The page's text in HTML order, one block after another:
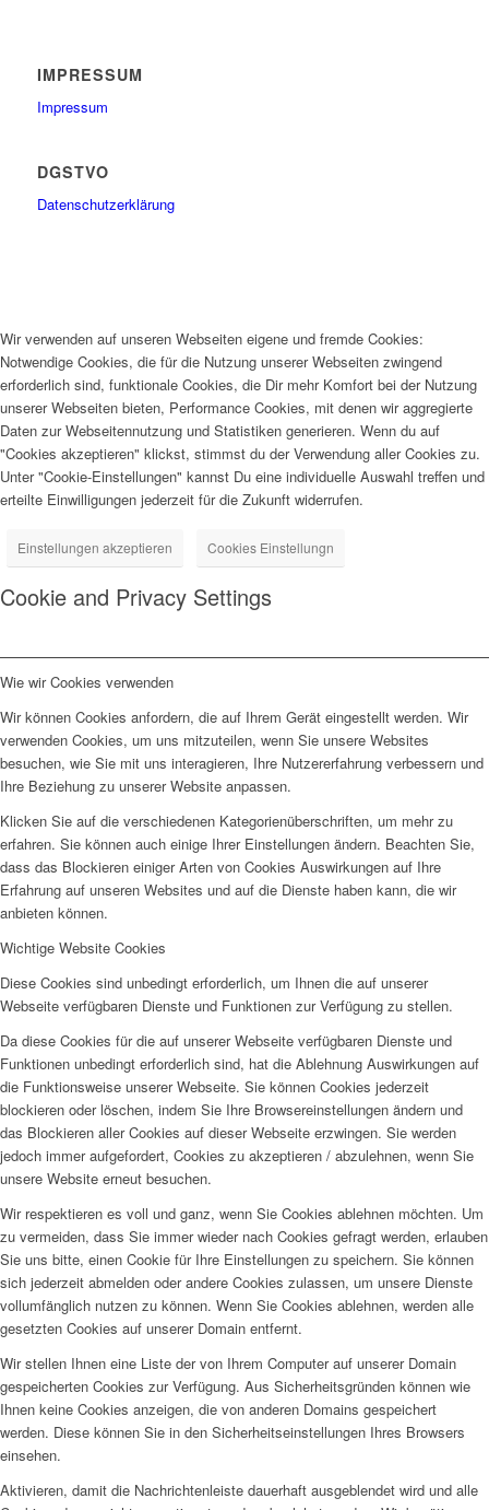
IMPRESSUM
Impressum
DGSTVO
Datenschutzerklärung
Wir verwenden auf unseren Webseiten eigene und fremde Cookies:
Notwendige Cookies, die für die Nutzung unserer Webseiten zwingend
erforderlich sind, funktionale Cookies, die Dir mehr Komfort bei der Nutzung
unserer Webseiten bieten, Performance Cookies, mit denen wir aggregierte
Daten zur Webseitennutzung und Statistiken generieren. Wenn du auf
"Cookies akzeptieren" klickst, stimmst du der Verwendung aller Cookies zu.
Unter "Cookie-Einstellungen" kannst Du eine individuelle Auswahl treffen und
erteilte Einwilligungen jederzeit für die Zukunft widerrufen.
Einstellungen akzeptieren Cookies Einstellungn
Cookie and Privacy Settings
Wie wir Cookies verwenden
Wir können Cookies anfordern, die auf Ihrem Gerät eingestellt werden. Wir
verwenden Cookies, um uns mitzuteilen, wenn Sie unsere Websites
besuchen, wie Sie mit uns interagieren, Ihre Nutzererfahrung verbessern und
Ihre Beziehung zu unserer Website anpassen.
Klicken Sie auf die verschiedenen Kategorienüberschriften, um mehr zu
erfahren. Sie können auch einige Ihrer Einstellungen ändern. Beachten Sie,
dass das Blockieren einiger Arten von Cookies Auswirkungen auf Ihre
Erfahrung auf unseren Websites und auf die Dienste haben kann, die wir
anbieten können.
Wichtige Website Cookies
Diese Cookies sind unbedingt erforderlich, um Ihnen die auf unserer
Webseite verfügbaren Dienste und Funktionen zur Verfügung zu stellen.
Da diese Cookies für die auf unserer Webseite verfügbaren Dienste und
Funktionen unbedingt erforderlich sind, hat die Ablehnung Auswirkungen auf
die Funktionsweise unserer Webseite. Sie können Cookies jederzeit
blockieren oder löschen, indem Sie Ihre Browsereinstellungen ändern und
das Blockieren aller Cookies auf dieser Webseite erzwingen. Sie werden
jedoch immer aufgefordert, Cookies zu akzeptieren / abzulehnen, wenn Sie
unsere Website erneut besuchen.
Wir respektieren es voll und ganz, wenn Sie Cookies ablehnen möchten. Um
zu vermeiden, dass Sie immer wieder nach Cookies gefragt werden, erlauben
Sie uns bitte, einen Cookie für Ihre Einstellungen zu speichern. Sie können
sich jederzeit abmelden oder andere Cookies zulassen, um unsere Dienste
vollumfänglich nutzen zu können. Wenn Sie Cookies ablehnen, werden alle
gesetzten Cookies auf unserer Domain entfernt.
Wir stellen Ihnen eine Liste der von Ihrem Computer auf unserer Domain
gespeicherten Cookies zur Verfügung. Aus Sicherheitsgründen können wie
Ihnen keine Cookies anzeigen, die von anderen Domains gespeichert
werden. Diese können Sie in den Sicherheitseinstellungen Ihres Browsers
einsehen.
Aktivieren, damit die Nachrichtenleiste dauerhaft ausgeblendet wird und alle